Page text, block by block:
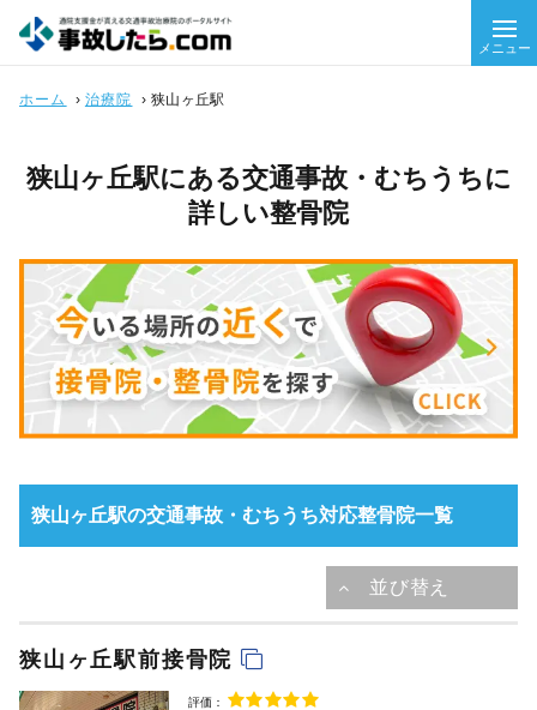
メニュー
ホーム › 治療院 › 狭山ヶ丘駅
狭山ヶ丘駅にある交通事故・むちうちに
詳しい整骨院
狭山ヶ丘駅の交通事故・むちうち対応整骨院一覧
狭山ヶ丘駅前接骨院
評価：